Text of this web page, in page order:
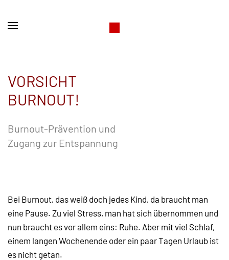
VORSICHT
BURNOUT!
Burnout-Prävention und
Zugang zur Entspannung
Bei Burnout, das weiß doch jedes Kind, da braucht man
eine Pause. Zu viel Stress, man hat sich übernommen und
nun braucht es vor allem eins: Ruhe. Aber mit viel Schlaf,
einem langen Wochenende oder ein paar Tagen Urlaub ist
es nicht getan.